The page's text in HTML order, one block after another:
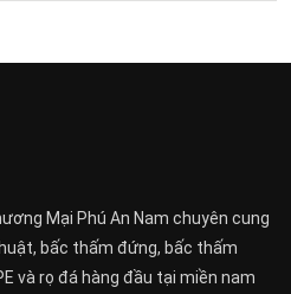
Mại Phú An Nam chuyên cung
bấc thấm đứng, bấc thấm
và rọ đá hàng đầu tại miền nam